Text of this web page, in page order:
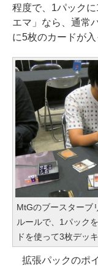
程度で、1パック
エマ」なら、通常
に5枚のカードが入
MtGのブースターブ
ルールで、1パック
ドを使って3枚デッ
拡張パックのポ